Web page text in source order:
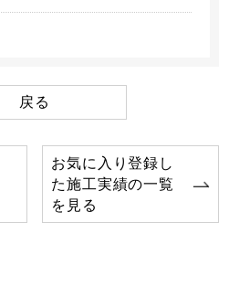
戻る
お気に入り登録し
た施工実績の一覧
を見る